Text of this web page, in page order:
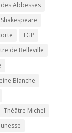
Abbesses
Shakespeare
TGP
de Belleville
Blanche
Théâtre Michel